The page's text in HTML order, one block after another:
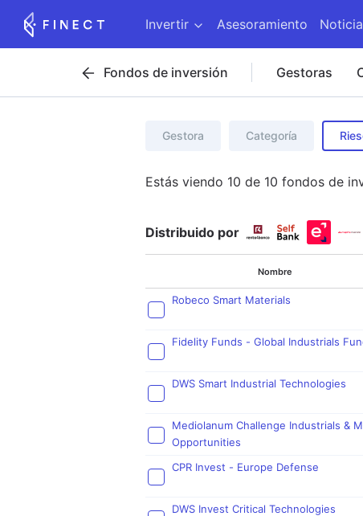
Invertir Asesoramiento
Fondos de inversión Gestoras
Gestora Categoría
Estás viendo 10 de 10 fondos de
Distribuido por
Nombre
Robeco Smart Materials
Fidelity Funds - Global Industrials
DWS Smart Industrial Technologies
Mediolanum Challenge Industrials &
Opportunities
CPR Invest - Europe Defense
DWS Invest Critical Technologies